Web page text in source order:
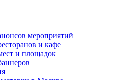
мероприятий
и кафе
и площадок